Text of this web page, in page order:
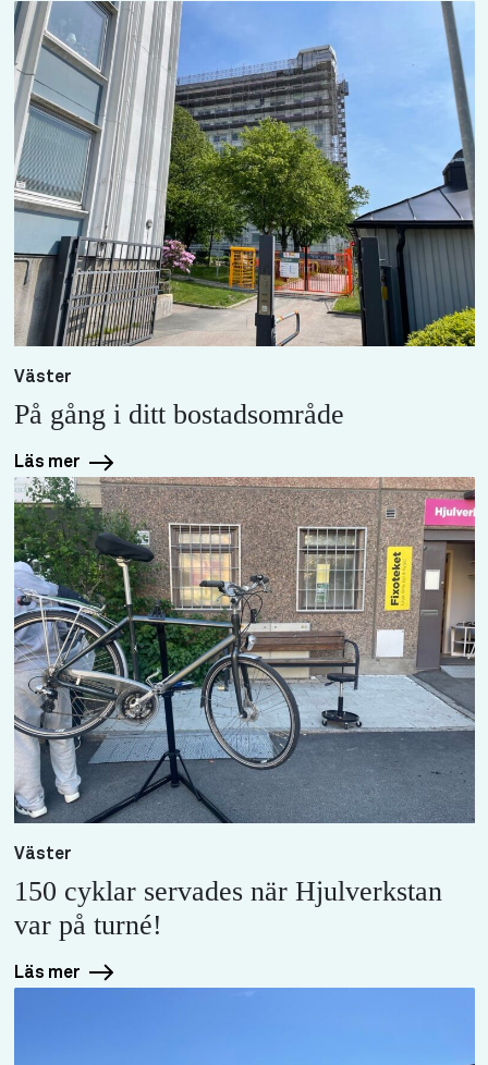
Väster
På gång i ditt bostadsområde
Läs mer
Väster
150 cyklar servades när Hjulverkstan
var på turné!
Läs mer